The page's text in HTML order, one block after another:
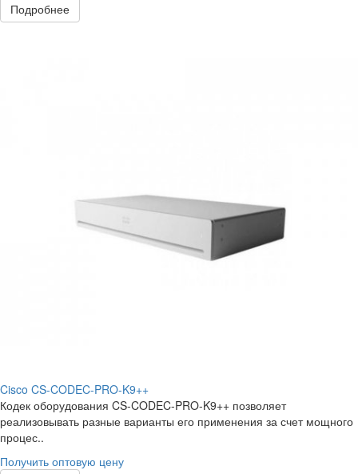
Подробнее
Cisco CS-CODEC-PRO-K9++
Кодек оборудования CS-CODEC-PRO-K9++ позволяет
реализовывать разные варианты его применения за счет мощного
процес..
Получить оптовую цену